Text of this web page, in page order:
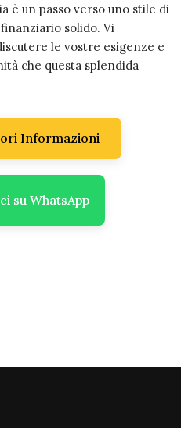
è un passo verso uno stile di
solido. Vi
le vostre esigenze e
che questa splendida
Informazioni
su WhatsApp